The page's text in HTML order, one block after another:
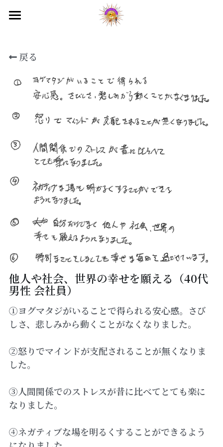
ヒマラヤ目覚めのセミナー
目覚めのプレ講座
映画上映会
テレビ出演
オンラインサロン
入会のご案内
戻る
他人や社会、世界の幸せを願える（40代
男性 会社員）
①ヨグマタジがいることで得られる安心感。さび
しさ、悲しみから動くことがなくなりました。
②怒りでマインドが支配されることが無くなりま
した。
③人間関係でのストレスが昔に比べてとても楽に
なりました。
④ネガティブな場を明るくすることができるよう